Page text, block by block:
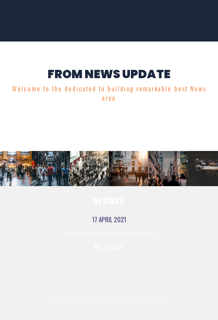
FROM NEWS UPDATE
Welcome to the dedicated to building remarkable best News
area
17 APRIL 2021